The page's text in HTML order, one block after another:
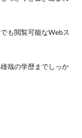
も閲覧可能なWebス
哉の学歴までしっか